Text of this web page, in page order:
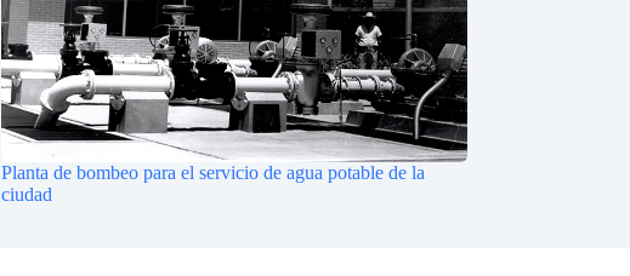
Planta de bombeo para el servicio de agua potable de la
ciudad